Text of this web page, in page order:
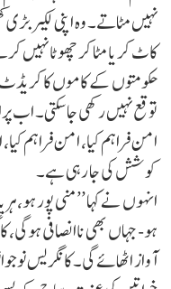
نہیں مٹاتے۔ وہ اپنی لکیر بڑی
کاٹ کر یا مٹا کر چھوٹا نہیں
حکومتوں کے کاموں کا
توقع نہیں رکھی جا سکتی۔ اب
امن فراہم کیا، امن فراہم
کوشش کی جا رہی ہے۔
انہوں نے کہا ’’منی پور ہو،
ہو- جہاں بھی ناانصافی
آواز اٹھائے گی۔ کانگریس